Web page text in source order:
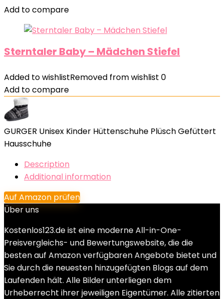
Add to compare
Sterntaler Baby – Mädchen Stiefel
Added to wishlistRemoved from wishlist 0
Add to compare
GURGER Unisex Kinder Hüttenschuhe Plüsch Gefüttert
Hausschuhe
Description
Additional information
Auf Amazon prüfen
Über uns
Kostenlos123.de ist eine moderne All-in-One-
Preisvergleichs- und Bewertungswebsite, die die
besten auf Amazon verfügbaren Angebote bietet und
Sie durch die neuesten hinzugefügten Blogs auf dem
Laufenden hält. Alle Bilder unterliegen dem
Urheberrecht ihrer jeweiligen Eigentümer. Alle zitierten